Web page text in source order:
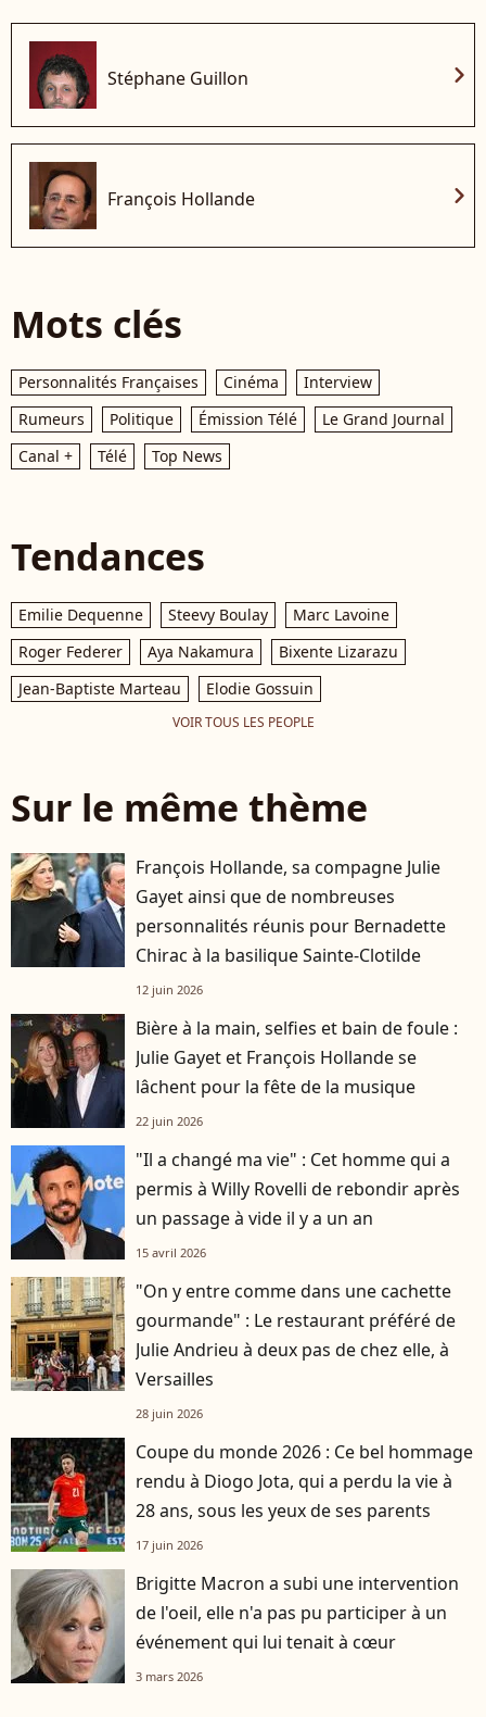
Stéphane Guillon chevron_right
François Hollande chevron_right
Mots clés
Personnalités Françaises Cinéma
Interview
Rumeurs
Politique Émission Télé
Le Grand Journal
Canal +
Télé Top News
Tendances
Emilie Dequenne Steevy Boulay
Marc Lavoine
Roger Federer
Aya Nakamura
Bixente Lizarazu
Jean-Baptiste Marteau
Elodie Gossuin
VOIR TOUS LES PEOPLE
Sur le même thème
François Hollande, sa compagne Julie
Gayet ainsi que de nombreuses
personnalités réunis pour Bernadette
Chirac à la basilique Sainte-Clotilde
12 juin 2026
Bière à la main, selfies et bain de foule :
Julie Gayet et François Hollande se
lâchent pour la fête de la musique
22 juin 2026
"Il a changé ma vie" : Cet homme qui a
permis à Willy Rovelli de rebondir après
un passage à vide il y a un an
15 avril 2026
"On y entre comme dans une cachette
gourmande" : Le restaurant préféré de
Julie Andrieu à deux pas de chez elle, à
Versailles
28 juin 2026
Coupe du monde 2026 : Ce bel hommage
rendu à Diogo Jota, qui a perdu la vie à
28 ans, sous les yeux de ses parents
17 juin 2026
Brigitte Macron a subi une intervention
de l'oeil, elle n'a pas pu participer à un
événement qui lui tenait à cœur
3 mars 2026